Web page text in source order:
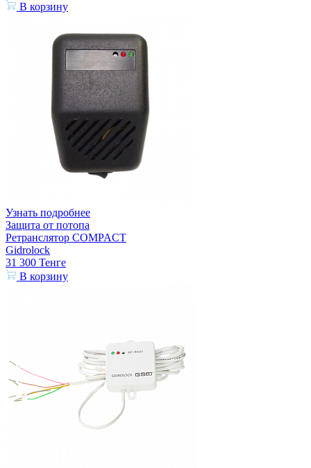
В корзину
Узнать подробнее
Защита от потопа
Ретранслятор COMPACT
Gidrolock
31 300 Тенге
В корзину